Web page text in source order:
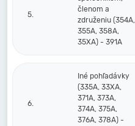
5.
členom a
združeniu (354A,
355A, 358A,
35XA) - 391A
6.
Iné pohľadávky
(335A, 33XA,
371A, 373A,
374A, 375A,
376A, 378A) -